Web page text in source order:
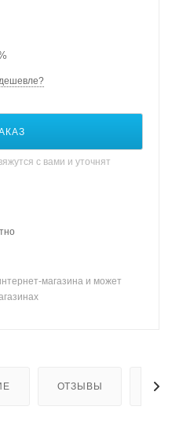
с вами и уточнят
магазина и может
ОТЗЫВЫ